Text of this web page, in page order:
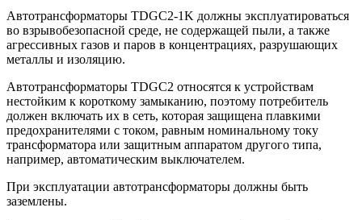
Автотрансформаторы TDGC2-1K должны эксплуатироваться
во взрывобезопасной среде, не содержащей пыли, а также
агрессивных газов и паров в концентрациях, разрушающих
металлы и изоляцию.
Автотрансформаторы TDGC2 относятся к устройствам
нестойким к короткому замыканию, поэтому потребитель
должен включать их в сеть, которая защищена плавкими
предохранителями с током, равным номинальному току
трансформатора или защитным аппаратом другого типа,
например, автоматическим выключателем.
При эксплуатации автотрансформаторы должны быть
заземлены.